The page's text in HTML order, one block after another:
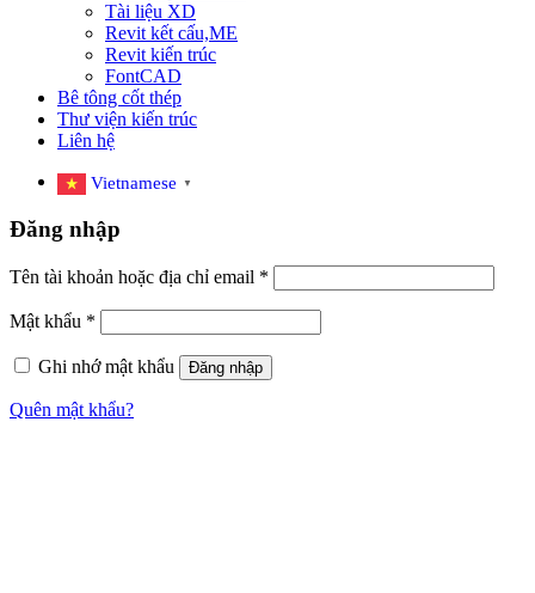
Tài liệu XD
Revit kết cấu,ME
Revit kiến trúc
FontCAD
Bê tông cốt thép
Thư viện kiến trúc
Liên hệ
Vietnamese ▼
Đăng nhập
Tên tài khoản hoặc địa chỉ email *
Mật khẩu *
Ghi nhớ mật khẩu Đăng nhập
Quên mật khẩu?